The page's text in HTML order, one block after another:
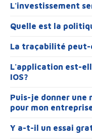
L'investissement
Quelle est la
La traçabilité
L'application est-
IOS?
Puis-je donner une
pour mon
Y a-t-il un essai